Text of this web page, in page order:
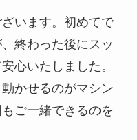
います。初めてで
終わった後にスッ
心いたしました。
かせるのがマシン
ご一緒できるのを